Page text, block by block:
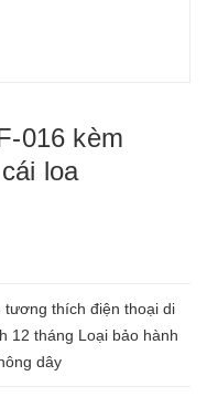
016 kèm
loa
tương thích điện thoại di
12 tháng Loại bảo hành
dây